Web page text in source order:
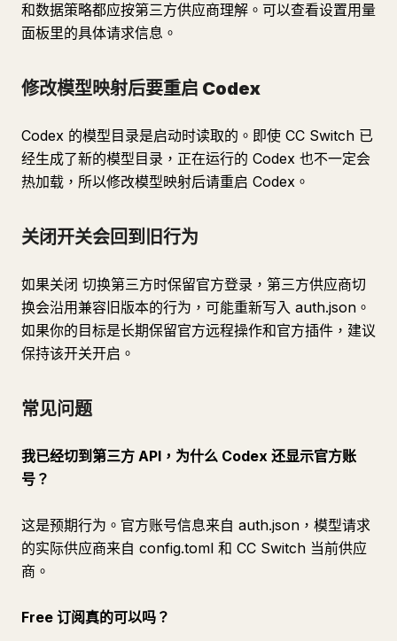
和数据策略都应按第三方供应商理解。可以查看设置用量
面板里的具体请求信息。
修改模型映射后要重启 Codex
Codex 的模型目录是启动时读取的。即使 CC Switch 已
经生成了新的模型目录，正在运行的 Codex 也不一定会
热加载，所以修改模型映射后请重启 Codex。
关闭开关会回到旧行为
如果关闭 切换第三方时保留官方登录，第三方供应商切
换会沿用兼容旧版本的行为，可能重新写入 auth.json。
如果你的目标是长期保留官方远程操作和官方插件，建议
保持该开关开启。
常见问题
我已经切到第三方 API，为什么 Codex 还显示官方账
号？
这是预期行为。官方账号信息来自 auth.json，模型请求
的实际供应商来自 config.toml 和 CC Switch 当前供应
商。
Free 订阅真的可以吗？